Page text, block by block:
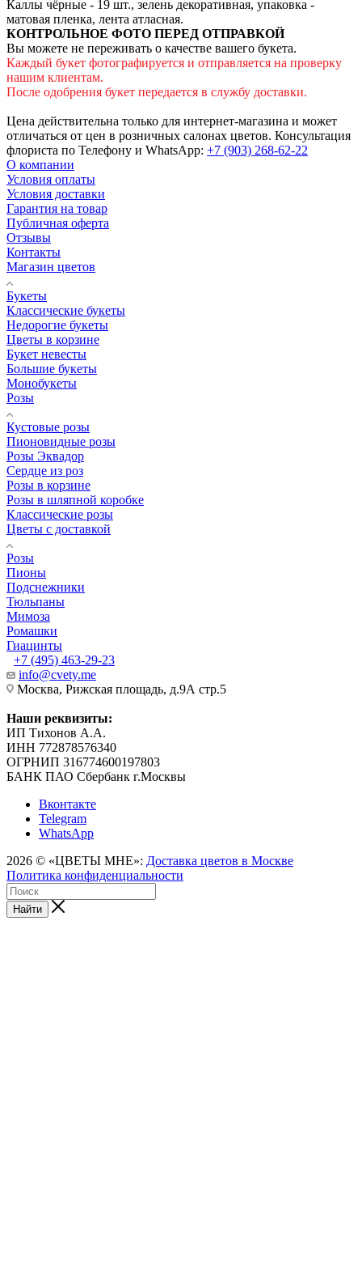
Каллы чёрные - 19 шт., зелень декоративная, упаковка -
матовая пленка, лента атласная.
КОНТРОЛЬНОЕ ФОТО ПЕРЕД ОТПРАВКОЙ
Вы можете не переживать о качестве вашего букета.
Каждый букет фотографируется и отправляется на проверку
нашим клиентам.
После одобрения букет передается в службу доставки.
Цена действительна только для интернет-магазина и может
отличаться от цен в розничных салонах цветов. Консультация
флориста по Телефону и WhatsApp: +7 (903) 268-62-22
О компании
Условия оплаты
Условия доставки
Гарантия на товар
Публичная оферта
Отзывы
Контакты
Магазин цветов
Букеты
Классические букеты
Недорогие букеты
Цветы в корзине
Букет невесты
Большие букеты
Монобукеты
Розы
Кустовые розы
Пионовидные розы
Розы Эквадор
Сердце из роз
Розы в корзине
Розы в шляпной коробке
Классические розы
Цветы с доставкой
Розы
Пионы
Подснежники
Тюльпаны
Мимоза
Ромашки
Гиацинты
+7 (495) 463-29-23
info@cvety.me
Москва, Рижская площадь, д.9А стр.5
Наши реквизиты:
ИП Тихонов А.А.
ИНН 772878576340
ОГРНИП 316774600197803
БАНК ПАО Сбербанк г.Москвы
Вконтакте
Telegram
WhatsApp
2026 © «ЦВЕТЫ МНЕ»: Доставка цветов в Москве
Политика конфиденциальности
Найти